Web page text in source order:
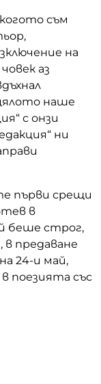
съм
на
аз
наше
с онзи
ни
първи срещи
в
беше строг,
в предаване
24-и май,
поезията със